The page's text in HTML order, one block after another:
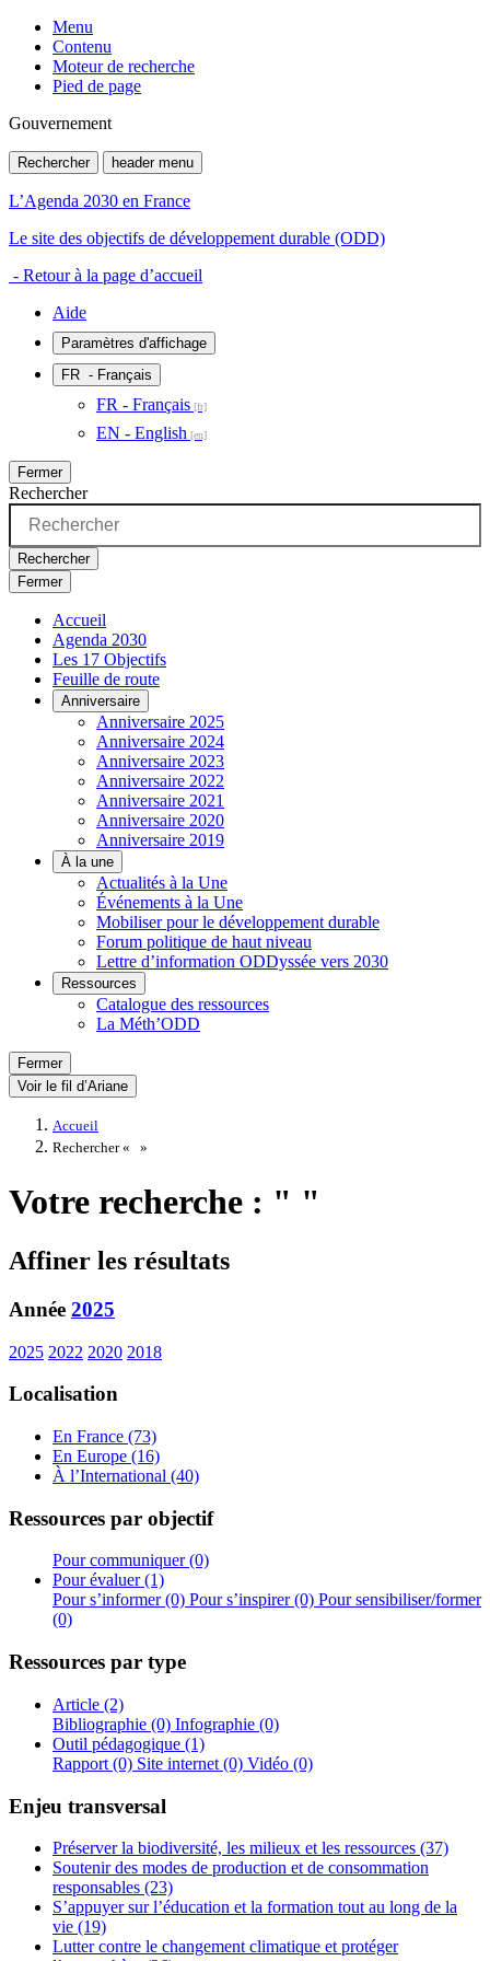
Menu
Contenu
Moteur de recherche
Pied de page
Gouvernement
Rechercher header menu
L’Agenda 2030 en France
Le site des objectifs de développement durable (ODD)
- Retour à la page d’accueil
Aide
Paramètres d'affichage
FR - Français
FR - Français
EN - English
Fermer
Rechercher
Rechercher
Fermer
Accueil
Agenda 2030
Les 17 Objectifs
Feuille de route
Anniversaire
Anniversaire 2025
Anniversaire 2024
Anniversaire 2023
Anniversaire 2022
Anniversaire 2021
Anniversaire 2020
Anniversaire 2019
À la une
Actualités à la Une
Événements à la Une
Mobiliser pour le développement durable
Forum politique de haut niveau
Lettre d’information ODDyssée vers 2030
Ressources
Catalogue des ressources
La Méth’ODD
Fermer
Voir le fil d’Ariane
Accueil
Rechercher «
»
Votre recherche : " "
Affiner les résultats
Année 2025
2025 2022 2020 2018
Localisation
En France (73)
En Europe (16)
À l’International (40)
Ressources par objectif
Pour communiquer (0)
Pour évaluer (1)
Pour s’informer (0) Pour s’inspirer (0) Pour sensibiliser/former
(0)
Ressources par type
Article (2)
Bibliographie (0) Infographie (0)
Outil pédagogique (1)
Rapport (0) Site internet (0) Vidéo (0)
Enjeu transversal
Préserver la biodiversité, les milieux et les ressources (37)
Soutenir des modes de production et de consommation
responsables (23)
S’appuyer sur l’éducation et la formation tout au long de la
vie (19)
Lutter contre le changement climatique et protéger